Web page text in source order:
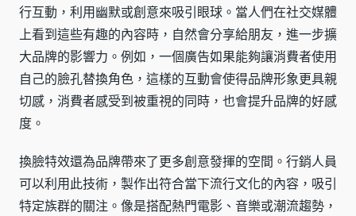
行互動，利用幽默或創意來吸引眼球。當人們在社交媒體
上看到這些有趣的內容時，自然會分享給朋友，進一步擴
大品牌的影響力。例如，一個廣告如果能夠讓消費者使用
自己的臉孔替換角色，這樣的互動會使得品牌形象更具親
切感，消費者感受到被重視的同時，也會提升品牌的好感
度。
換臉特效還為品牌帶來了更多創意發揮的空間。行銷人員
可以利用此技術，製作出符合當下流行文化的內容，吸引
特定族群的關注。像是搭配熱門電影、音樂或潮流趨勢，